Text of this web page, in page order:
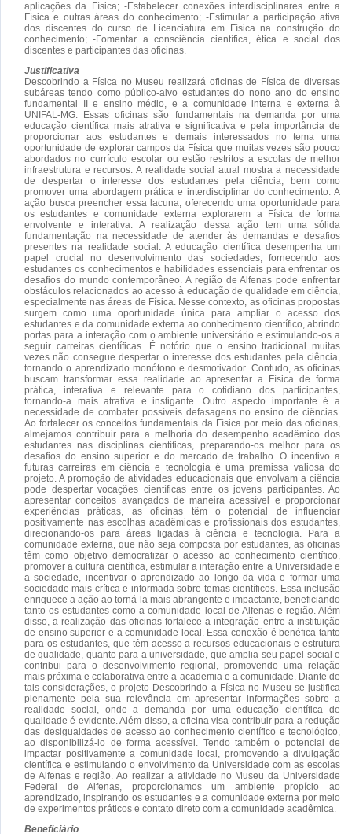
aplicações da Física; -Estabelecer conexões interdisciplinares entre a
Física e outras áreas do conhecimento; -Estimular a participação ativa
dos discentes do curso de Licenciatura em Física na construção do
conhecimento; -Fomentar a consciência científica, ética e social dos
discentes e participantes das oficinas.
Justificativa
Descobrindo a Física no Museu realizará oficinas de Física de diversas
subáreas tendo como público-alvo estudantes do nono ano do ensino
fundamental II e ensino médio, e a comunidade interna e externa à
UNIFAL-MG. Essas oficinas são fundamentais na demanda por uma
educação científica mais atrativa e significativa e pela importância de
proporcionar aos estudantes e demais interessados no tema uma
oportunidade de explorar campos da Física que muitas vezes são pouco
abordados no currículo escolar ou estão restritos a escolas de melhor
infraestrutura e recursos. A realidade social atual mostra a necessidade
de despertar o interesse dos estudantes pela ciência, bem como
promover uma abordagem prática e interdisciplinar do conhecimento. A
ação busca preencher essa lacuna, oferecendo uma oportunidade para
os estudantes e comunidade externa explorarem a Física de forma
envolvente e interativa. A realização dessa ação tem uma sólida
fundamentação na necessidade de atender às demandas e desafios
presentes na realidade social. A educação científica desempenha um
papel crucial no desenvolvimento das sociedades, fornecendo aos
estudantes os conhecimentos e habilidades essenciais para enfrentar os
desafios do mundo contemporâneo. A região de Alfenas pode enfrentar
obstáculos relacionados ao acesso à educação de qualidade em ciência,
especialmente nas áreas de Física. Nesse contexto, as oficinas propostas
surgem como uma oportunidade única para ampliar o acesso dos
estudantes e da comunidade externa ao conhecimento científico, abrindo
portas para a interação com o ambiente universitário e estimulando-os a
seguir carreiras científicas. É notório que o ensino tradicional muitas
vezes não consegue despertar o interesse dos estudantes pela ciência,
tornando o aprendizado monótono e desmotivador. Contudo, as oficinas
buscam transformar essa realidade ao apresentar a Física de forma
prática, interativa e relevante para o cotidiano dos participantes,
tornando-a mais atrativa e instigante. Outro aspecto importante é a
necessidade de combater possíveis defasagens no ensino de ciências.
Ao fortalecer os conceitos fundamentais da Física por meio das oficinas,
almejamos contribuir para a melhoria do desempenho acadêmico dos
estudantes nas disciplinas científicas, preparando-os melhor para os
desafios do ensino superior e do mercado de trabalho. O incentivo a
futuras carreiras em ciência e tecnologia é uma premissa valiosa do
projeto. A promoção de atividades educacionais que envolvam a ciência
pode despertar vocações científicas entre os jovens participantes. Ao
apresentar conceitos avançados de maneira acessível e proporcionar
experiências práticas, as oficinas têm o potencial de influenciar
positivamente nas escolhas acadêmicas e profissionais dos estudantes,
direcionando-os para áreas ligadas à ciência e tecnologia. Para a
comunidade externa, que não seja composta por estudantes, as oficinas
têm como objetivo democratizar o acesso ao conhecimento científico,
promover a cultura científica, estimular a interação entre a Universidade e
a sociedade, incentivar o aprendizado ao longo da vida e formar uma
sociedade mais crítica e informada sobre temas científicos. Essa inclusão
enriquece a ação ao torná-la mais abrangente e impactante, beneficiando
tanto os estudantes como a comunidade local de Alfenas e região. Além
disso, a realização das oficinas fortalece a integração entre a instituição
de ensino superior e a comunidade local. Essa conexão é benéfica tanto
para os estudantes, que têm acesso a recursos educacionais e estrutura
de qualidade, quanto para a universidade, que amplia seu papel social e
contribui para o desenvolvimento regional, promovendo uma relação
mais próxima e colaborativa entre a academia e a comunidade. Diante de
tais considerações, o projeto Descobrindo a Física no Museu se justifica
plenamente pela sua relevância em apresentar informações sobre a
realidade social, onde a demanda por uma educação científica de
qualidade é evidente. Além disso, a oficina visa contribuir para a redução
das desigualdades de acesso ao conhecimento científico e tecnológico,
ao disponibilizá-lo de forma acessível. Tendo também o potencial de
impactar positivamente a comunidade local, promovendo a divulgação
científica e estimulando o envolvimento da Universidade com as escolas
de Alfenas e região. Ao realizar a atividade no Museu da Universidade
Federal de Alfenas, proporcionamos um ambiente propício ao
aprendizado, inspirando os estudantes e a comunidade externa por meio
de experimentos práticos e contato direto com a comunidade acadêmica.
Beneficiário